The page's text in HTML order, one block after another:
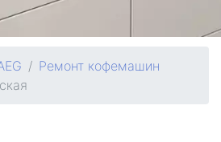
Ремонт кофемашин